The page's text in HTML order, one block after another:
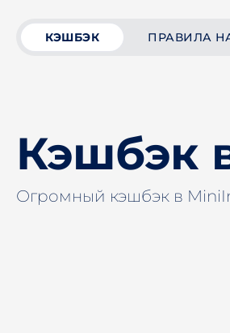
КЭШБЭК ПРАВИЛА
Кэшбэк
Огромный кэшбэк в